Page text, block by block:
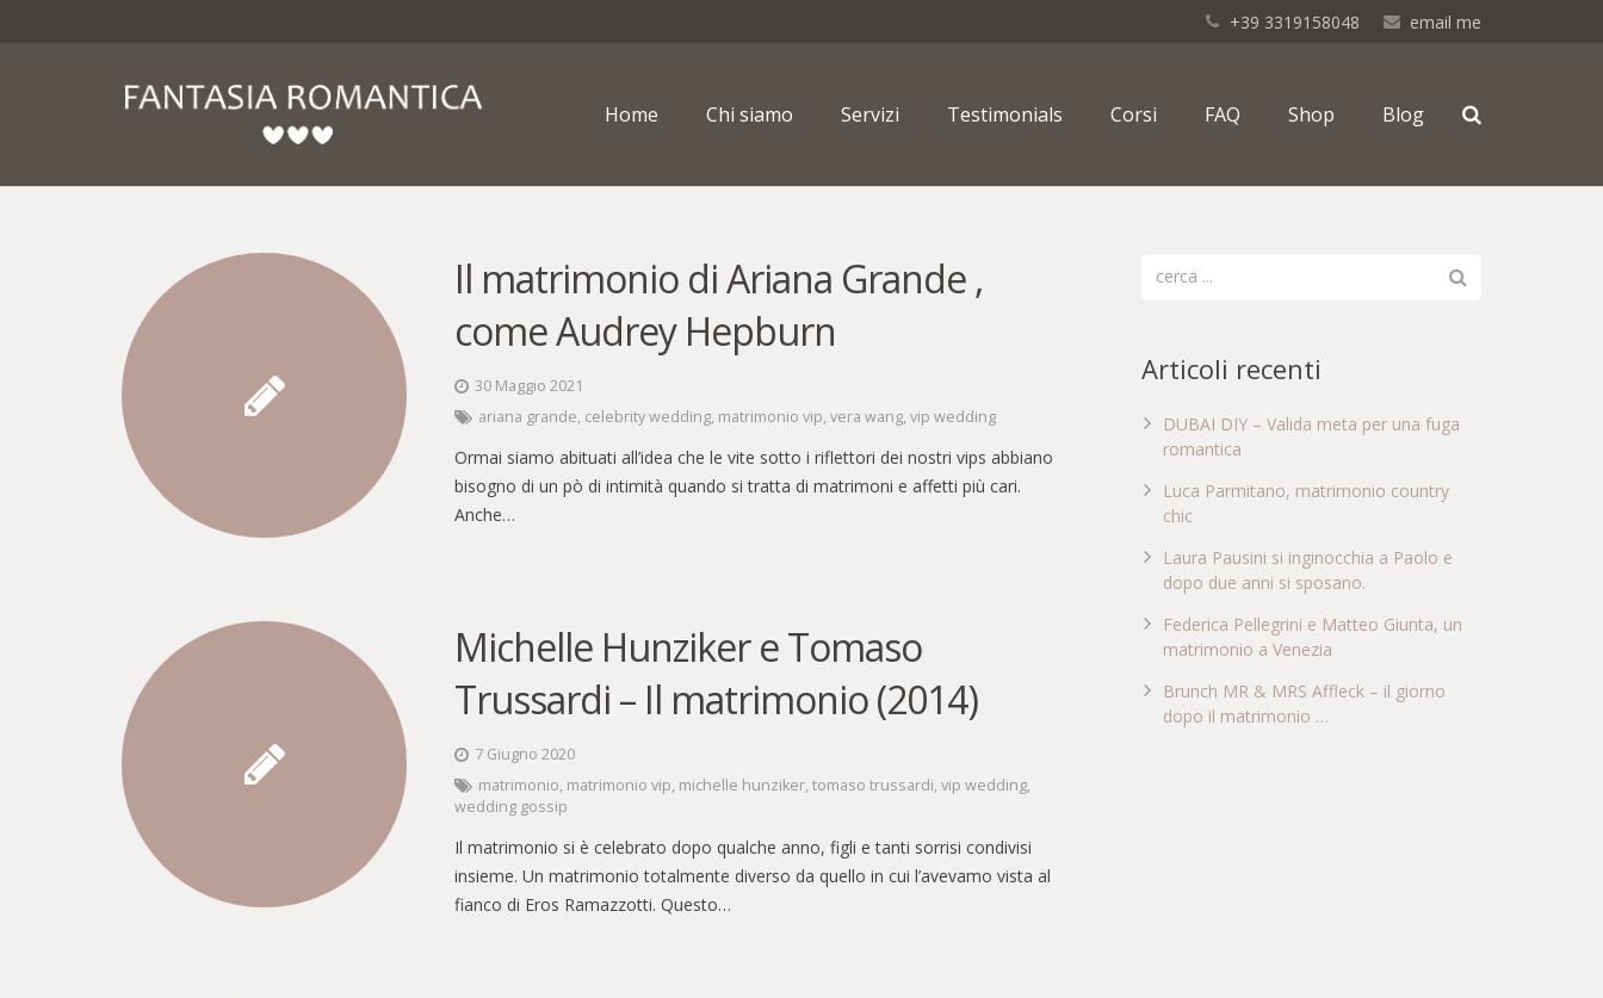
+39 3319158048 email me
Home Chi siamo Servizi Testimonials Corsi FAQ Shop Blog
Il matrimonio di Ariana Grande ,
come Audrey Hepburn
30 Maggio 2021
ariana grande, celebrity wedding, matrimonio vip,vera wang,vip wedding
Ormai siamo abituati all’idea che le vite sotto i riflettori dei nostri vips abbiano
bisogno di un pò di intimità quando si tratta di matrimoni e affetti più cari.
Anche…
Michelle Hunziker e Tomaso
Trussardi – Il matrimonio (2014)
7 Giugno 2020
matrimonio, matrimonio vip, michelle hunziker,tomaso trussardi,vip wedding,
wedding gossip
Il matrimonio si è celebrato dopo qualche anno, figli e tanti sorrisi condivisi
insieme. Un matrimonio totalmente diverso da quello in cui l’avevamo vista al
fianco di Eros Ramazzotti. Questo…
Articoli recenti
DUBAI DIY – Valida meta per una fuga
romantica
Luca Parmitano, matrimonio country
chic
Laura Pausini si inginocchia a Paolo e
dopo due anni si sposano.
Federica Pellegrini e Matteo Giunta, un
matrimonio a Venezia
Brunch MR & MRS Affleck – il giorno
dopo il matrimonio …